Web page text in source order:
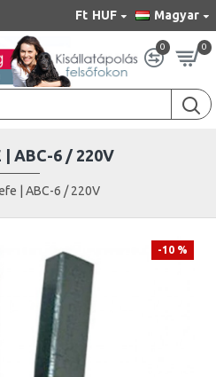
Ft HUF Magyar
0 0
| ABC-6 / 220V
| ABC-6 / 220V
-10 %